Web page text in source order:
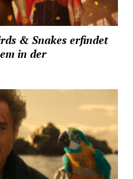
& Snakes erfindet
in der